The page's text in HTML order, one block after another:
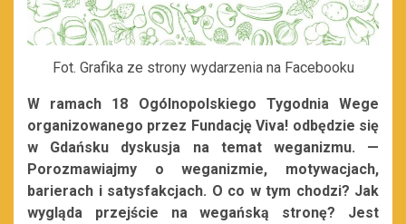
Fot. Grafika ze strony wydarzenia na Facebooku
W ramach 18 Ogólnopolskiego Tygodnia Wege
organizowanego przez Fundację Viva! odbędzie się
w Gdańsku dyskusja na temat weganizmu. —
Porozmawiajmy o weganizmie, motywacjach,
barierach i satysfakcjach. O co w tym chodzi? Jak
wygląda przejście na wegańską stronę? Jest